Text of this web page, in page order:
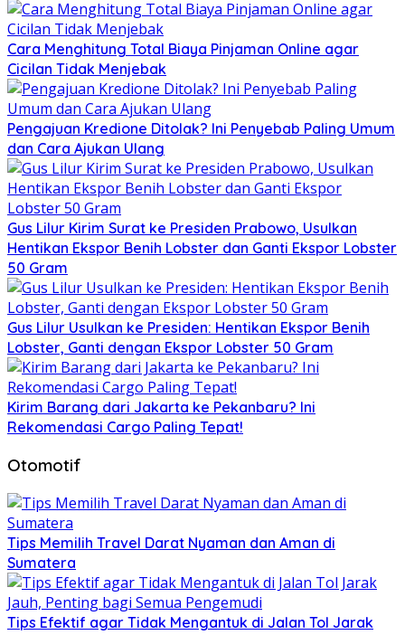
Cara Menghitung Total Biaya Pinjaman Online agar
Cicilan Tidak Menjebak
Pengajuan Kredione Ditolak? Ini Penyebab Paling Umum
dan Cara Ajukan Ulang
Gus Lilur Kirim Surat ke Presiden Prabowo, Usulkan
Hentikan Ekspor Benih Lobster dan Ganti Ekspor Lobster
50 Gram
Gus Lilur Usulkan ke Presiden: Hentikan Ekspor Benih
Lobster, Ganti dengan Ekspor Lobster 50 Gram
Kirim Barang dari Jakarta ke Pekanbaru? Ini
Rekomendasi Cargo Paling Tepat!
Otomotif
Tips Memilih Travel Darat Nyaman dan Aman di
Sumatera
Tips Efektif agar Tidak Mengantuk di Jalan Tol Jarak